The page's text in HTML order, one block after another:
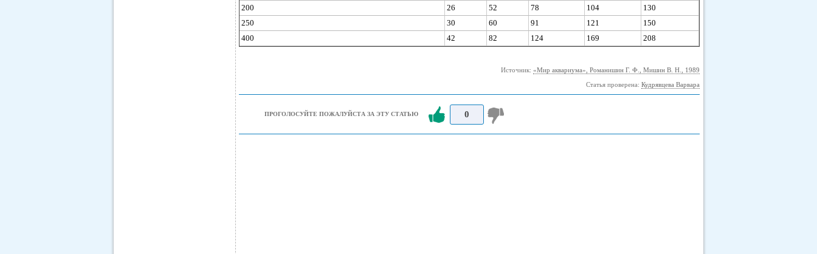
200
26 52 78 104
130
250
30 60 91 121
150
400
42 82 124 169 208
Источник: «Мир аквариума», Романишин Г. Ф., Мишин В. Н., 1989
Статья проверена: Кудрявцева Варвара
ПРОГОЛОСУЙТЕ ПОЖАЛУЙСТА ЗА ЭТУ СТАТЬЮ 0